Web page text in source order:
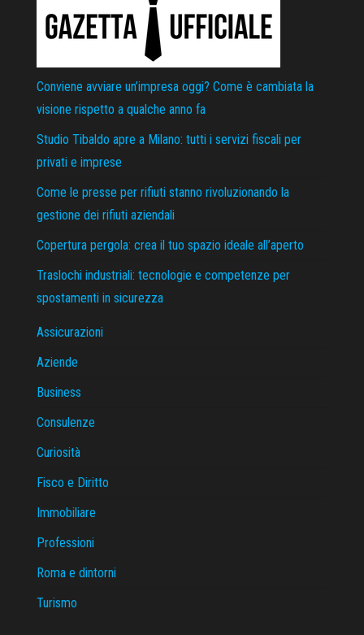
Conviene avviare un’impresa oggi? Come è cambiata la
visione rispetto a qualche anno fa
Studio Tibaldo apre a Milano: tutti i servizi fiscali per
privati e imprese
Come le presse per rifiuti stanno rivoluzionando la
gestione dei rifiuti aziendali
Copertura pergola: crea il tuo spazio ideale all’aperto
Traslochi industriali: tecnologie e competenze per
spostamenti in sicurezza
Assicurazioni
Aziende
Business
Consulenze
Curiosità
Fisco e Diritto
Immobiliare
Professioni
Roma e dintorni
Turismo